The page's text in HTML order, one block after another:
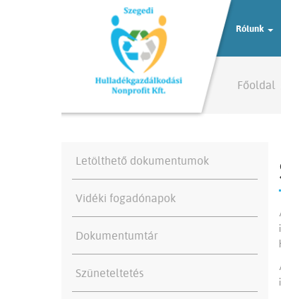
Rólunk
Főoldal
Letölthető dokumentumok
Vidéki fogadónapok
Dokumentumtár
Szüneteltetés